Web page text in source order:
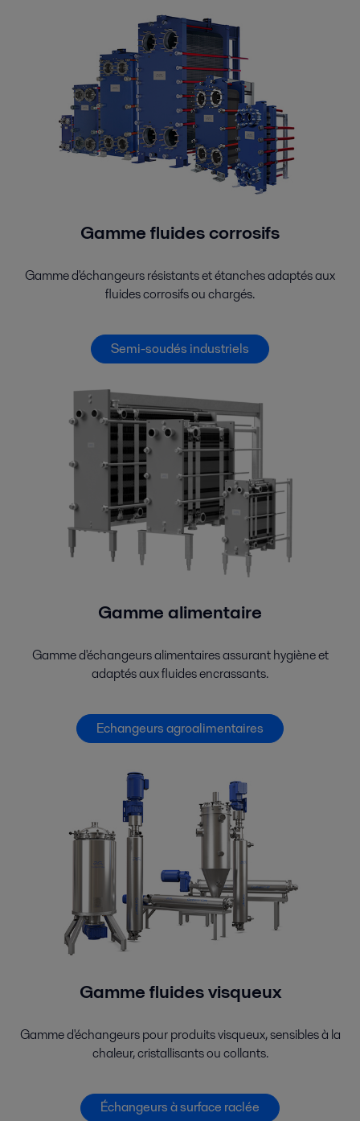
Gamme fluides corrosifs
Gamme d'échangeurs résistants et étanches adaptés aux
fluides corrosifs ou chargés.
Semi-soudés industriels
Gamme alimentaire
Gamme d'échangeurs alimentaires assurant hygiène et
adaptés aux fluides encrassants.
Echangeurs agroalimentaires
Gamme fluides visqueux
Gamme d'échangeurs pour produits visqueux, sensibles à la
chaleur, cristallisants ou collants.
Échangeurs à surface raclée